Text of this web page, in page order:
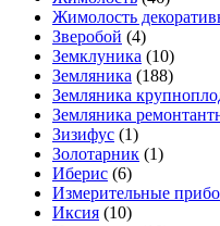
Жимолость
Зверобой (4)
Земклуника (10)
Земляника (188)
Земляника
Земляника
Зизифус (1)
Золотарник (1)
Иберис (6)
Измерительные
Иксия (10)